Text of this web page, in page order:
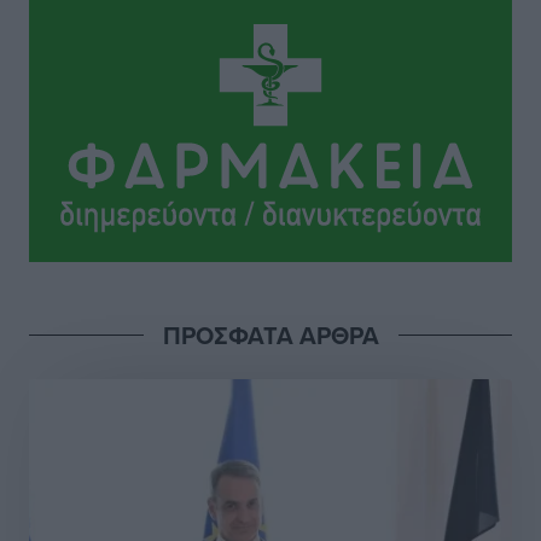
ΠΑΜΕ ΣΤΟΙΧΗΜΑ: Περισσότερα από 95 εκατομμύρια
ευρώ σε κέρδη μοίρασε τον Ιούλιο
Αθλητικά• πριν 7 ώρες
Ολοκλήρωση του έργου αναβάθμισης των
Γ.Σ. Διαγόρας: Στα «κυανέρυθρα» ο Janni Pembe
Σύλληψη 21χρονου για ναρκωτικά στη Ρόδο
πριν 9 ώρες
ΠΡΟΣΦΑΤΑ ΑΡΘΡΑ